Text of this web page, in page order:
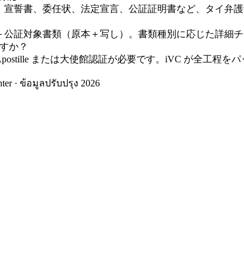
誓書、委任状、法定宣言、公証証明書など、タイ弁
証対象書類（原本＋写し）。書類種別に応じた詳細
か？
または大使館認証が必要です。iVC が全工程をパ
· ข้อมูลปรับปรุง 2026